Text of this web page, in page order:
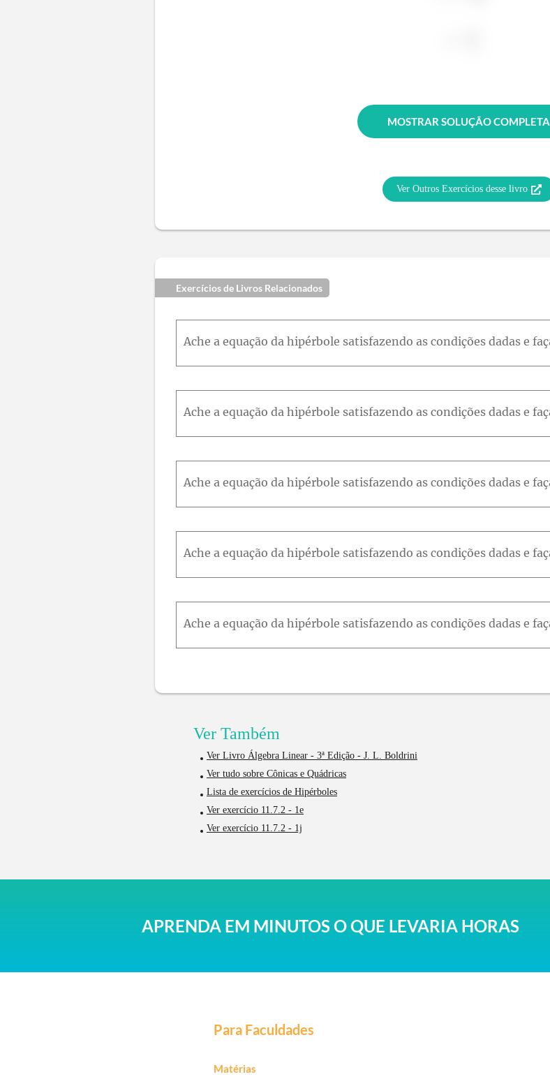
MOSTRAR SOLUÇÃO COMPLETA
Ver Outros Exercícios desse livro
Exercícios de Livros Relacionados
Ver Também
Ver Livro Álgebra Linear - 3ª Edição - J. L. Boldrini
Ver tudo sobre Cônicas e Quádricas
Lista de exercícios de Hipérboles
Ver exercício 11.7.2 - 1e
Ver exercício 11.7.2 - 1j
APRENDA EM MINUTOS O QUE LEVARIA HORAS
Para Faculdades
Matérias